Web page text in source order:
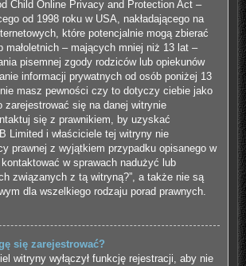
Child Online Privacy and Protection Act –
od 1998 roku w USA, nakładającego na
które potencjalnie mogą zbierać
małoletnich – mających mniej niż 13 lat –
pisemnej zgody rodziców lub opiekunów
informacji prywatnych od osób poniżej 13
masz pewności czy to dotyczy ciebie jako
zarejestrować się na danej witrynie
się z prawnikiem, by uzyskać
Limited i właściciele tej witryny nie
prawnej z wyjątkiem przypadku opisanego w
w sprawach nadużyć lub
związanych z tą witryną?”, a także nie są
dla wszelkiego rodzaju porad prawnych.
się zarejestrować?
witryny wyłączył funkcję rejestracji, aby nie